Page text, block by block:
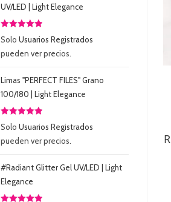
UV/LED | Light Elegance
Valorado
5.00
5
Solo Usuarios Registrados
pueden ver precios.
Limas "PERFECT FILES" Grano
100/180 | Light Elegance
Valorado
5.00
5
Solo Usuarios Registrados
pueden ver precios.
#Radiant Glitter Gel UV/LED | Light
Elegance